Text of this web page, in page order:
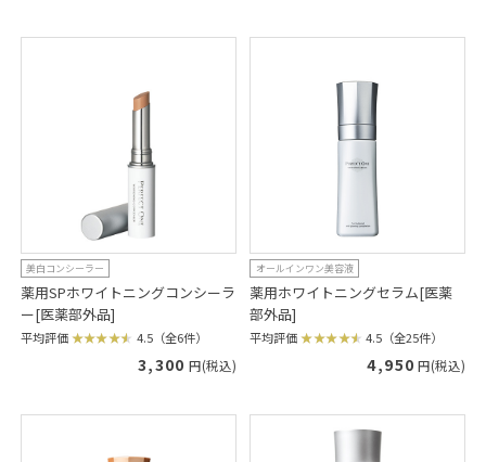
美白コンシーラー
薬用SPホワイトニングコンシーラ
ー[医薬部外品]
平均評価 4.5（全6件）
3,300 円(税込)
オールインワン美容液
薬用ホワイトニングセラム[医薬
部外品]
平均評価 4.5（全25件）
4,950 円(税込)